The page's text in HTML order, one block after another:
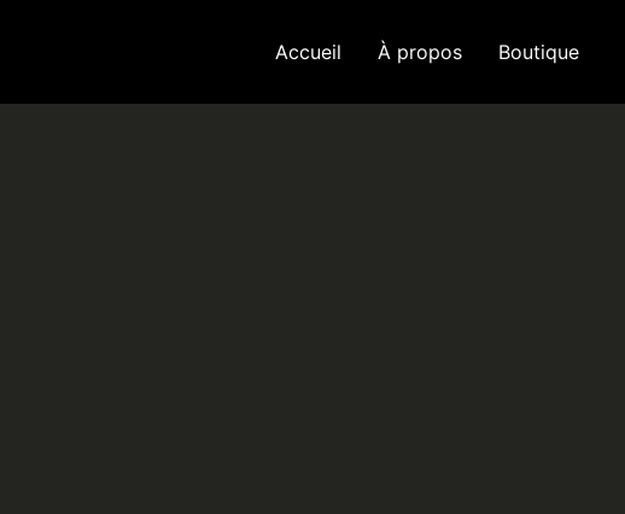
Accueil À propos Boutique